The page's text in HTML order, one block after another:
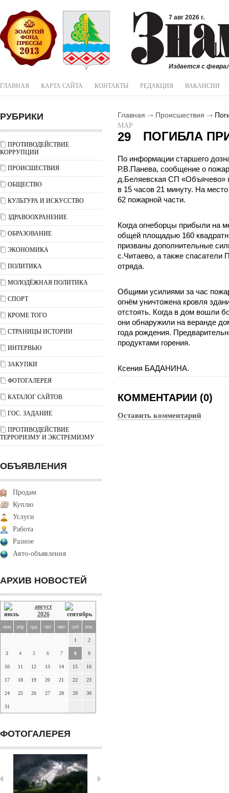
7 авг 2026 г.
Издается с
ГЛАВНАЯ КАРТА САЙТА КОНТАКТЫ РЕДАКЦИЯ ВАКАНСИИ
РУБРИКИ
ПРОТИВОДЕЙСТВИЕ
КОРРУПЦИИ
ПРОИСШЕСТВИЯ
ОБЩЕСТВО
КУЛЬТУРА И ИСКУССТВО
ЗДРАВООХРАНЕНИЕ
ОБРАЗОВАНИЕ
ЭКОНОМИКА
ПОЛИТИКА
МОЛОДЁЖНАЯ ПОЛИТИКА
СПОРТ
КРОМЕ ТОГО
СТРАНИЦЫ ИСТОРИИ
ИНТЕРВЬЮ
ЗАКУПКИ
ФОТОГАЛЕРЕЯ
КАТАЛОГ САЙТОВ
ГОС. ЗАДАНИЕ
ПРОТИВОДЕЙСТВИЕ
ТЕРРОРИЗМУ И ЭКСТРЕМИЗМУ
ОБЪЯВЛЕНИЯ
Продам
Куплю
Услуги
Работа
Разное
Авто-объявления
АРХИВ НОВОСТЕЙ
август
2026
пон втр срд чет пят суб вск
1 2
3 4 5 6 7 8 9
10 11 12 13 14 15 16
17 18 19 20 21 22 23
24 25 26 27 28 29 30
31
ФОТОГАЛЕРЕЯ
Главная Происшествия
МАР
29 ПОГИБЛА
По информации старшего
Р.В.Панева, сообщение о
д.Беляевская СП «Объячево»
в 15 часов 21 минуту. На
62 пожарной части.
Когда огнеборцы прибыли на
общей площадью 160
призваны дополнительные
с.Читаево, а также спасатели
отряда.
Общими усилиями за час
огнём уничтожена кровля
отстоять. Когда в дом вошли
они обнаружили на веранде
года рождения.
продуктами горения.
Ксения БАДАНИНА.
КОММЕНТАРИИ (0)
Оставить комментарий